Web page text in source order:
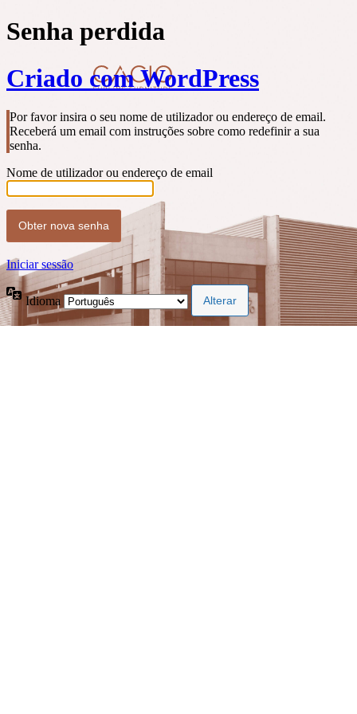
Senha perdida
Criado com WordPress
Por favor insira o seu nome de utilizador ou endereço de email.
Receberá um email com instruções sobre como redefinir a sua
senha.
Nome de utilizador ou endereço de email
Iniciar sessão
Idioma